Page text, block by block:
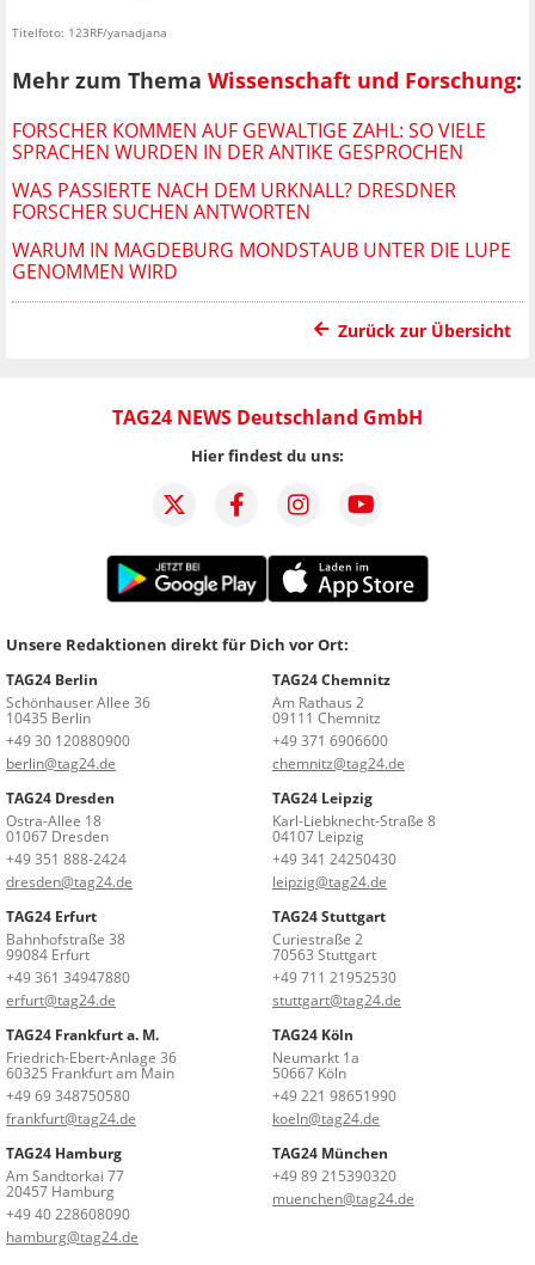
Titelfoto: 123RF/yanadjana
Mehr zum Thema Wissenschaft und Forschung:
FORSCHER KOMMEN AUF GEWALTIGE ZAHL: SO VIELE
SPRACHEN WURDEN IN DER ANTIKE GESPROCHEN
WAS PASSIERTE NACH DEM URKNALL? DRESDNER
FORSCHER SUCHEN ANTWORTEN
WARUM IN MAGDEBURG MONDSTAUB UNTER DIE LUPE
GENOMMEN WIRD
Zurück zur Übersicht
TAG24 NEWS Deutschland GmbH
Hier findest du uns:
Unsere Redaktionen direkt für Dich vor Ort:
TAG24 Berlin
Schönhauser Allee 36
10435 Berlin
+49 30 120880900
berlin@tag24.de
TAG24 Chemnitz
Am Rathaus 2
09111 Chemnitz
+49 371 6906600
chemnitz@tag24.de
TAG24 Dresden
Ostra-Allee 18
01067 Dresden
+49 351 888-2424
dresden@tag24.de
TAG24 Leipzig
Karl-Liebknecht-Straße 8
04107 Leipzig
+49 341 24250430
leipzig@tag24.de
TAG24 Erfurt
Bahnhofstraße 38
99084 Erfurt
+49 361 34947880
erfurt@tag24.de
TAG24 Stuttgart
Curiestraße 2
70563 Stuttgart
+49 711 21952530
stuttgart@tag24.de
TAG24 Frankfurt a. M.
Friedrich-Ebert-Anlage 36
60325 Frankfurt am Main
+49 69 348750580
frankfurt@tag24.de
TAG24 Köln
Neumarkt 1a
50667 Köln
+49 221 98651990
koeln@tag24.de
TAG24 Hamburg
Am Sandtorkai 77
20457 Hamburg
+49 40 228608090
hamburg@tag24.de
TAG24 München
+49 89 215390320
muenchen@tag24.de